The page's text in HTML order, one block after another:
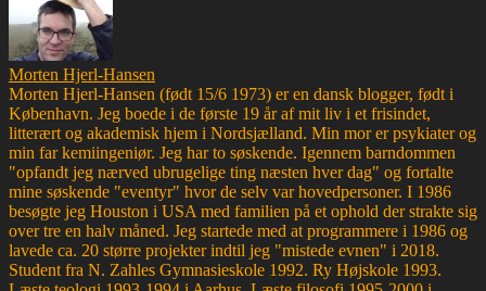
Morten Hjerl-Hansen
Morten Hjerl-Hansen (født 15/6 1973) er en dansk blogger, født i
København. Jeg boede i de første 19 år af mit liv i et frisindet,
litterært og akademisk hjem i Nordsjælland. Min mor er psykiater og
min far kemiingeniør. Jeg har to søskende. Igennem barndommen
"opfandt jeg nærved ubrugelige ting næsten hver dag" og fortalte
mine søskende "eventyr" hvor de selv var hovedpersoner. I 1986
besøgte jeg Houston i USA med familien på et ophold der strakte sig
over tre en halv måned. Jeg startede med at programmere i 1986 og
lavede ca. 20 større projekter indtil jeg "mistede evnen" i 2018.
Student fra N. Zahles Gymnasieskole 1992. Ry Højskole 1993.